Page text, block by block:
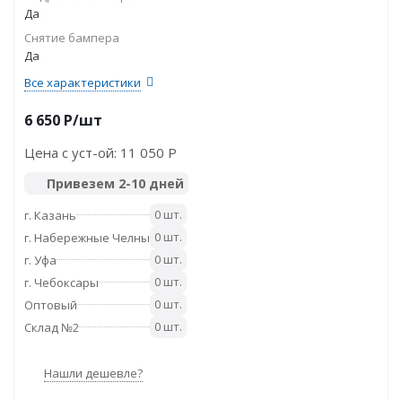
Да
Снятие бампера
Да
Все характеристики
6 650 P/шт
Цена с уст-ой: 11 050 P
Привезем 2-10 дней
г. Казань
0 шт.
г. Набережные Челны 0 шт.
г. Уфа
0 шт.
г. Чебоксары
0 шт.
Оптовый
0 шт.
Склад №2
0 шт.
Нашли дешевле?